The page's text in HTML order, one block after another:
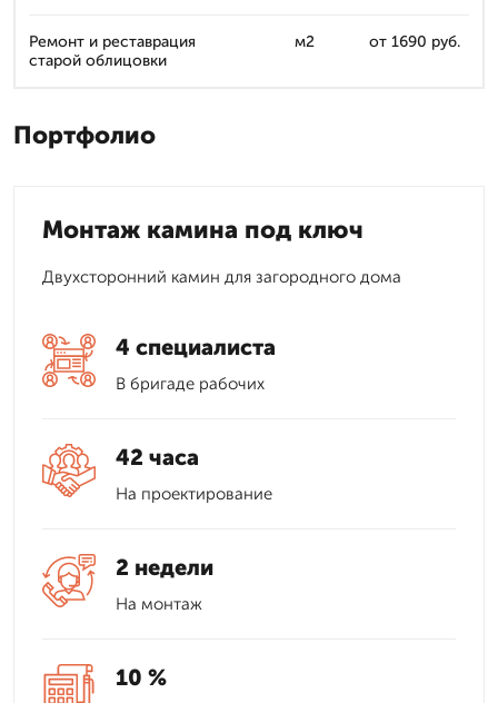
Ремонт и реставрация
старой облицовки
м2 от 1690 руб.
Портфолио
Монтаж камина под ключ
Двухсторонний камин для загородного дома
4 специалиста
В бригаде рабочих
42 часа
На проектирование
2 недели
На монтаж
10 %